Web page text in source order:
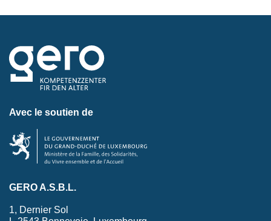
Avec le soutien de
GERO A.S.B.L.
1, Dernier Sol